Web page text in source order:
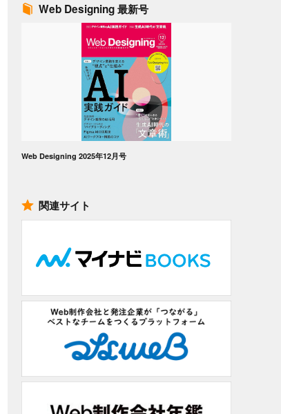
Web Designing 最新号
Web Designing 2025年12月号
関連サイト